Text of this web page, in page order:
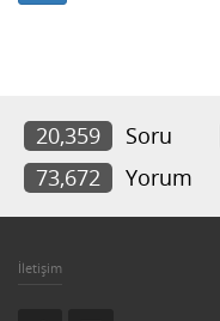
20,359 Soru
73,672
Yorum
İletişim